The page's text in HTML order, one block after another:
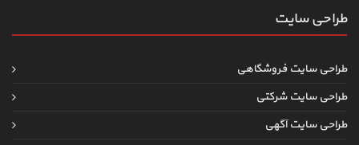
طراحی سایت
طراحی سایت فروشگاهی
طراحی سایت شرکتی
طراحی سایت آگهی